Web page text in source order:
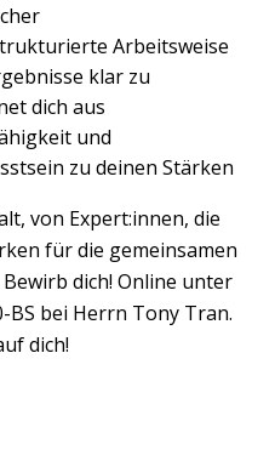
Arbeitsweise
klar zu
dich aus
und
zu deinen Stärken
von Expert:innen, die
für die gemeinsamen
dich! Online unter
BS bei Herrn Tony Tran.
dich!